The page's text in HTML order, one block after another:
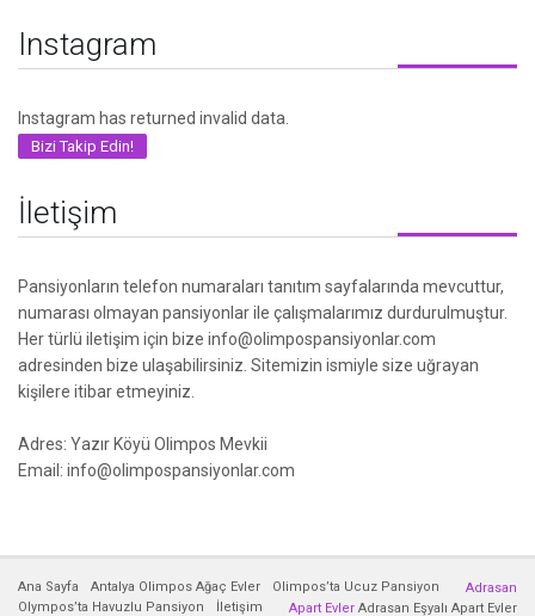
Instagram
Instagram has returned invalid data.
Bizi Takip Edin!
İletişim
Pansiyonların telefon numaraları tanıtım sayfalarında mevcuttur,
numarası olmayan pansiyonlar ile çalışmalarımız durdurulmuştur.
Her türlü iletişim için bize info@olimpospansiyonlar.com
adresinden bize ulaşabilirsiniz. Sitemizin ismiyle size uğrayan
kişilere itibar etmeyiniz.
Adres: Yazır Köyü Olimpos Mevkii
Email: info@olimpospansiyonlar.com
Ana Sayfa Antalya Olimpos Ağaç Evler
Olimpos’ta Ucuz Pansiyon
Olympos’ta Havuzlu Pansiyon
İletişim
Adrasan
Apart Evler Adrasan Eşyalı Apart Evler